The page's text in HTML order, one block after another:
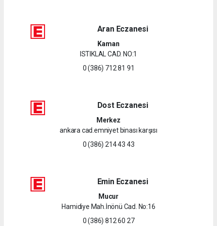
Aran Eczanesi
Kaman
ISTIKLAL CAD. NO:1
0 (386) 712 81 91
Dost Eczanesi
Merkez
ankara cad.emniyet binası karşısı
0 (386) 214 43 43
Emin Eczanesi
Mucur
Hamidiye Mah.İnönü Cad. No:16
0 (386) 812 60 27